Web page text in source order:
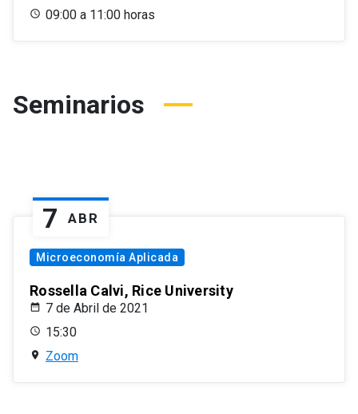
09:00 a 11:00 horas
Seminarios
7 ABR
Microeconomía Aplicada
Rossella Calvi, Rice University
7 de Abril de 2021
15:30
Zoom